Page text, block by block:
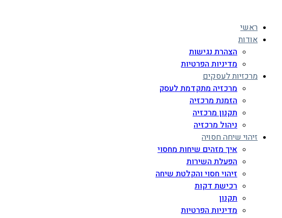
ראשי
אודות
הצהרת נגישות
מדיניות הפרטיות
מרכזיות לעסקים
מרכזיה מתקדמת לעסק
הזמנת מרכזיה
תקנון מרכזיה
ניהול מרכזיה
זיהוי שיחה חסויה
איך מזהים שיחות מחסוי
הפעלת השירות
זיהוי חסוי והקלטת שיחה
רכישת דקות
תקנון
מדיניות הפרטיות